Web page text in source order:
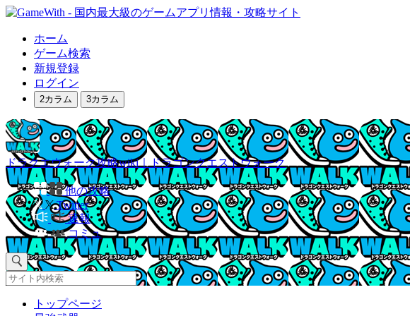
ホーム
ゲーム検索
新規登録
ログイン
2カラム 3カラム
ドラクエウォーク攻略wiki｜ドラゴンクエストウォーク
他の攻略
Twitter
速報
コミュ
トップページ